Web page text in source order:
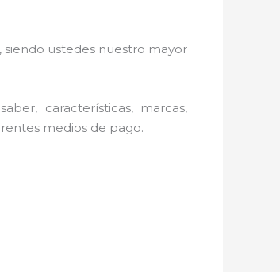
ustedes nuestro mayor
características, marcas,
medios de pago.